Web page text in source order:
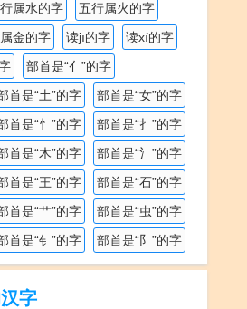
属水的字
五行属火的字
金的字 读jī的字
读xí的字
部首是“亻”的字
首是“土”的字
部首是“女”的字
首是“忄”的字
部首是“扌”的字
首是“木”的字
部首是“氵”的字
首是“王”的字
部首是“石”的字
首是“艹”的字
部首是“虫”的字
首是“钅”的字 部首是“阝”的字
字